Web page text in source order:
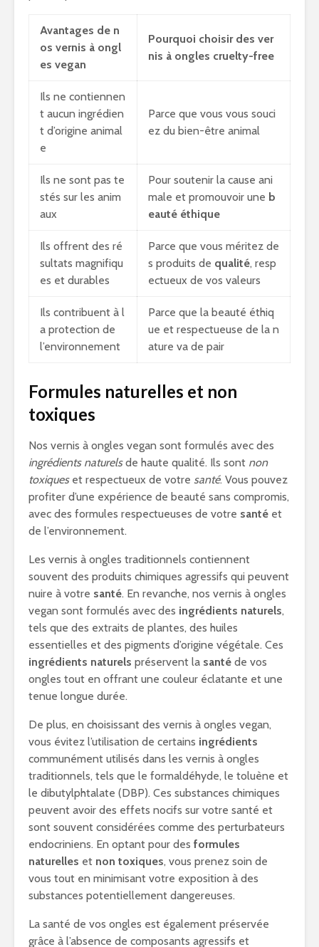
Avantages de n
os vernis à ongl
es vegan
Pourquoi choisir des ver
nis à ongles cruelty-free
Ils ne contiennen
t aucun ingrédien
t d’origine animal
e
Parce que vous vous souci
ez du bien-être animal
Ils ne sont pas te
stés sur les anim
aux
Pour soutenir la cause ani
male et promouvoir une b
eauté éthique
Ils offrent des ré
sultats magnifiqu
es et durables
Parce que vous méritez de
s produits de qualité, resp
ectueux de vos valeurs
Ils contribuent à l
a protection de
l’environnement
Parce que la beauté éthiq
ue et respectueuse de la n
ature va de pair
Formules naturelles et non
toxiques
Nos vernis à ongles vegan sont formulés avec des
ingrédients naturelsde haute qualité. Ils sont non
toxiqueset respectueux de votre santé. Vous pouvez
profiter d’une expérience de beauté sans compromis,
avec des formules respectueuses de votre santé et
de l’environnement.
Les vernis à ongles traditionnels contiennent
souvent des produits chimiques agressifs qui peuvent
nuire à votre santé. En revanche, nos vernis à ongles
vegan sont formulés avec des ingrédients naturels,
tels que des extraits de plantes, des huiles
essentielles et des pigments d’origine végétale. Ces
ingrédients naturels préservent la santé de vos
ongles tout en offrant une couleur éclatante et une
tenue longue durée.
De plus, en choisissant des vernis à ongles vegan,
vous évitez l’utilisation de certains ingrédients
communément utilisés dans les vernis à ongles
traditionnels, tels que le formaldéhyde, le toluène et
le dibutylphtalate (DBP). Ces substances chimiques
peuvent avoir des effets nocifs sur votre santé et
sont souvent considérées comme des perturbateurs
endocriniens. En optant pour des formules
naturelles et non toxiques, vous prenez soin de
vous tout en minimisant votre exposition à des
substances potentiellement dangereuses.
La santé de vos ongles est également préservée
grâce à l’absence de composants agressifs et